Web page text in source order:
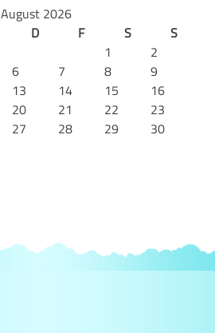
August 2026
D F S
S
1
2
6 7 8
9
13 14 15
16
20 21 22
23
27 28 29
30